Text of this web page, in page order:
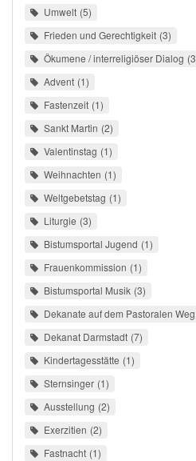
Umwelt 5
Frieden und Gerechtigkeit 3
Ökumene / interreligiöser Dialog 3
Advent 1
Fastenzeit 1
Sankt Martin 2
Valentinstag 1
Weihnachten 1
Weltgebetstag 1
Liturgie 3
Bistumsportal Jugend 1
Frauenkommission 1
Bistumsportal Musik 3
Dekanate auf dem Pastoralen Weg
Dekanat Darmstadt 7
Kindertagesstätte 1
Sternsinger 1
Ausstellung 2
Exerzitien 2
Fastnacht 1